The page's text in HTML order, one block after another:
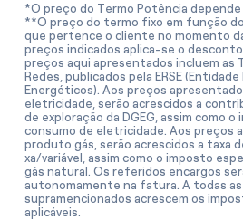
*O preço do Termo Potência
**O preço do termo fixo em função
que pertence o cliente no momento
preços indicados aplica-se o
preços aqui apresentados incluem as
Redes, publicados pela ERSE
Energéticos). Aos preços
eletricidade, serão acrescidos a
de exploração da DGEG, assim como
consumo de eletricidade. Aos preços
produto gás, serão acrescidos a taxa
xa/variável, assim como o imposto
gás natural. Os referidos encargos
autonomamente na fatura. A todas
supramencionados acrescem os
aplicáveis.